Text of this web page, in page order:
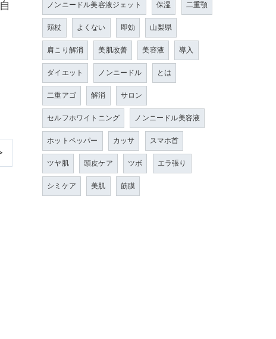
ノンニードル美容液ジェット 保湿 二重顎
頬杖 よくない 即効 山梨県
肩こり解消 美肌改善 美容液 導入
ダイエット ノンニードル とは
二重アゴ 解消 サロン
セルフホワイトニング ノンニードル美容液
ホットペッパー カッサ スマホ首
ツヤ肌 頭皮ケア ツボ エラ張り
シミケア 美肌 筋膜